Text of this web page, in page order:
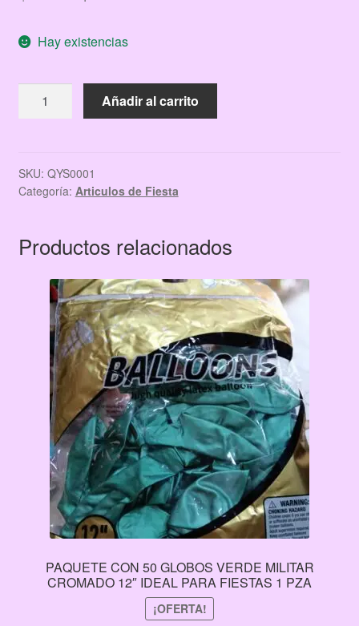
original
era:
$16.00.
actual
es:
$9.00.
Hay existencias
CORTINA
cantidad
Añadir al carrito
SKU: QYS0001
Categoría: Articulos de Fiesta
Productos relacionados
PAQUETE CON 50 GLOBOS VERDE MILITAR
CROMADO 12″ IDEAL PARA FIESTAS 1 PZA
¡OFERTA!